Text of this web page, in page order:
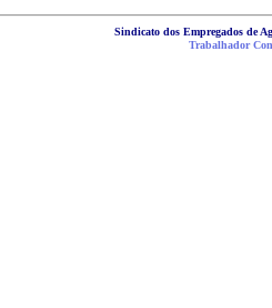
Sindicato dos Empregados de
Trabalhador